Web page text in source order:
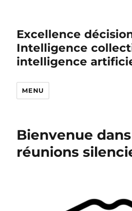
Excellence
Intelligence
intelligence
MENU
Bienvenue
réunions